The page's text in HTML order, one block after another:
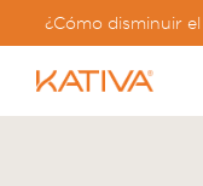
¿Cómo disminuir